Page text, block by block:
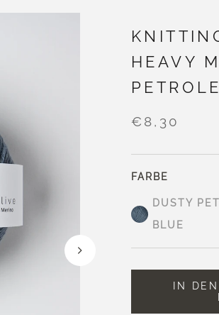
HEAVY
€8,30
FARBE
DUSTY
BLUE
IN